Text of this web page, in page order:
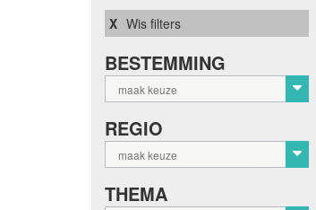
Wis filters
BESTEMMING
maak keuze
REGIO
maak keuze
THEMA